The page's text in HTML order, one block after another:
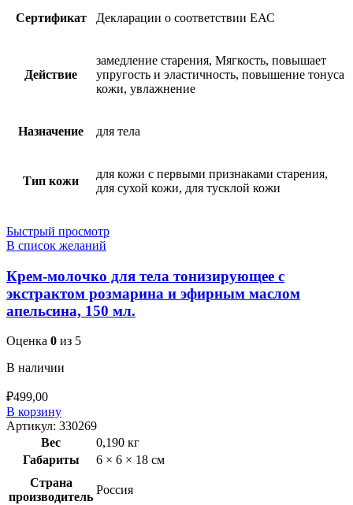
Сертификат Декларации о соответствии ЕАС
Действие
замедление старения, Мягкость, повышает
упругость и эластичность, повышение тонуса
кожи, увлажнение
Назначение для тела
Тип кожи
для кожи с первыми признаками старения,
для сухой кожи, для тусклой кожи
Быстрый просмотр
В список желаний
Крем-молочко для тела тонизирующее с
экстрактом розмарина и эфирным маслом
апельсина, 150 мл.
Оценка 0 из 5
В наличии
₽499,00
В корзину
Артикул: 330269
Вес
0,190 кг
Габариты
6 × 6 × 18 см
Страна
производитель
Россия